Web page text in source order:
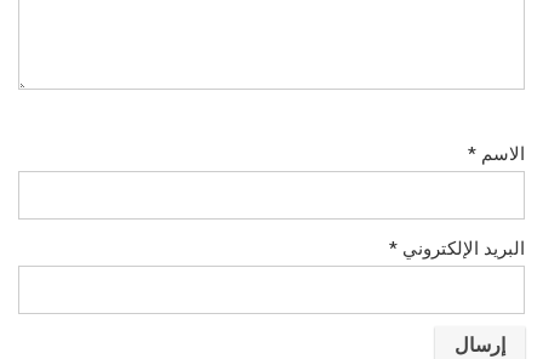
الاسم *
البريد الإلكتروني *